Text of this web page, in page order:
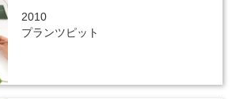
2010
プランツピット